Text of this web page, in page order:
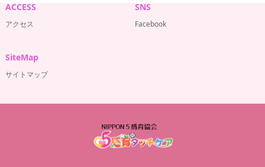
ACCESS
アクセス
SNS
Facebook
SiteMap
サイトマップ